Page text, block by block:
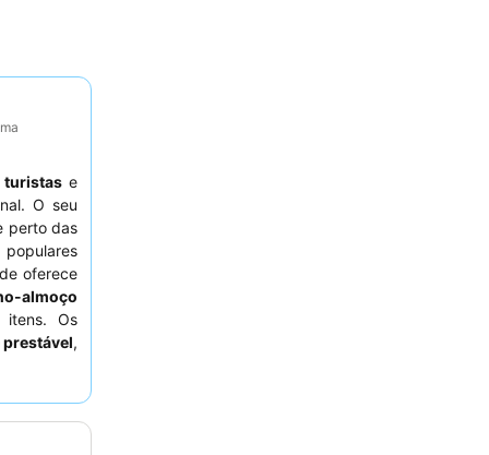
turistas e
O seu
perto das
oferece
almoço
itens. Os
,
para o